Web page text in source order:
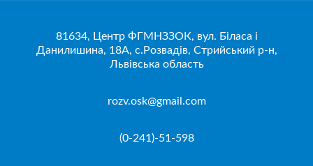
81634, Центр ФГМНЗЗОК, вул. Біласа і
Данилишина, 18А, с.Розвадів, Стрийський р-н,
Львівська область
rozv.osk@gmail.com
(0-241)-51-598